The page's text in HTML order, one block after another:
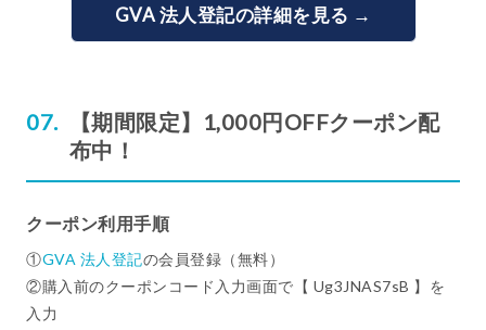
GVA 法人登記の詳細を見る →
【期間限定】1,000円OFFクーポン配
布中！
クーポン利用手順
①GVA 法人登記の会員登録（無料）
②購入前のクーポンコード入力画面で【 Ug3JNAS7sB 】を
入力